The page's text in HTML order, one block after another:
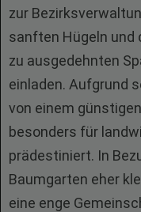
zur
sanften Hügeln und
zu ausgedehnten
einladen. Aufgrund
von einem
besonders für
prädestiniert. In
Baumgarten eher
eine enge